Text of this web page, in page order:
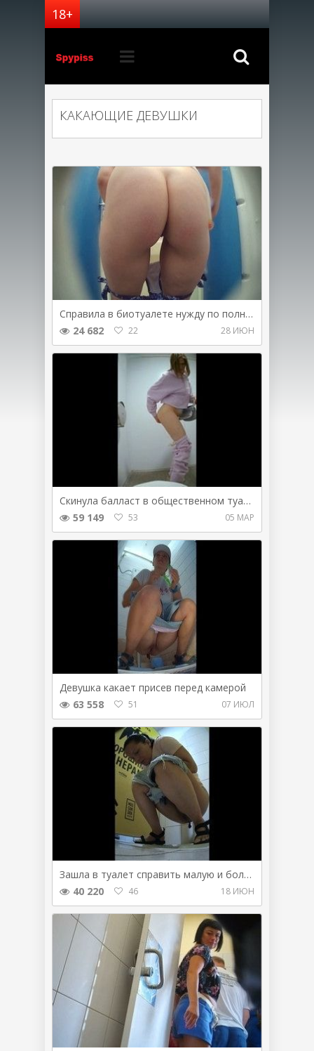
КАКАЮЩИЕ ДЕВУШКИ
Справила в биотуалете нужду по полной программе
24 682
22 28 ИЮН
Скинула балласт в общественном туалете
59 149
53 05 МАР
Девушка какает присев перед камерой
63 558
51 07 ИЮЛ
Зашла в туалет справить малую и большую нужду
40 220
46 18 ИЮН